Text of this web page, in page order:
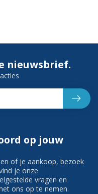
op jouw
of je aankoop, bezoek
je onze
vragen en
ons op te nemen.
nieuwsbrief.